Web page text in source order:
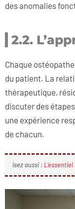
des anomalies
2.2.
Chaque
du patient. La
thérapeutique,
discuter des
une expérience
de chacun.
isez aussi :